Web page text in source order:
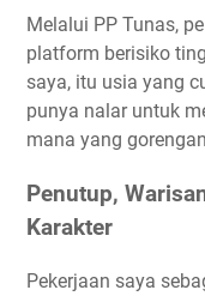
Melalui PP Tunas,
platform berisiko
saya, itu usia yang
punya nalar untuk
mana yang
Penutup,
Karakter
Pekerjaan saya